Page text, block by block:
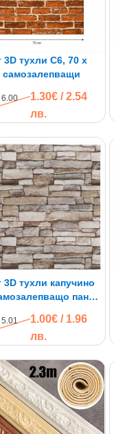
3D тухли C6, 70 х
самозалепващи
1.30€ / 2.54
лв.
3D тухли капучино
пано,
1.00€ / 1.96
лв.